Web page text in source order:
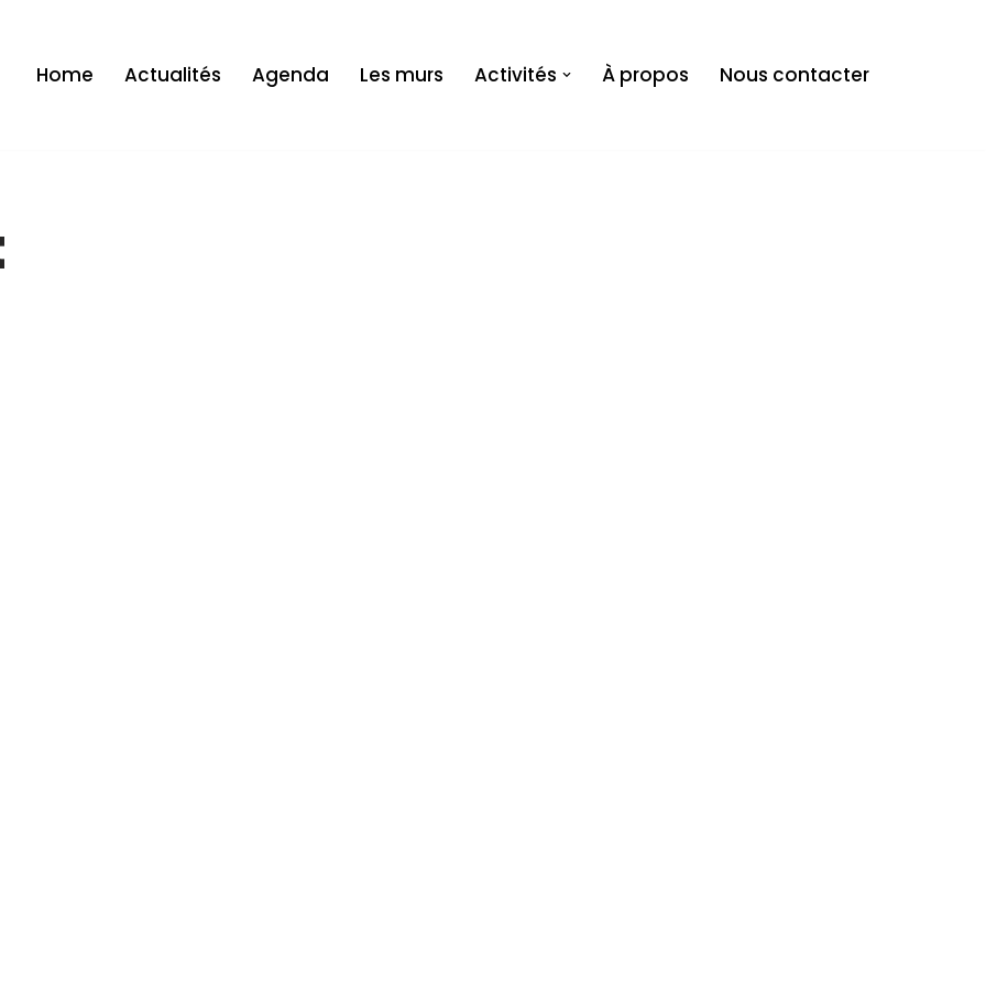
Home Actualités Agenda Les murs Activités À propos Nous contacter